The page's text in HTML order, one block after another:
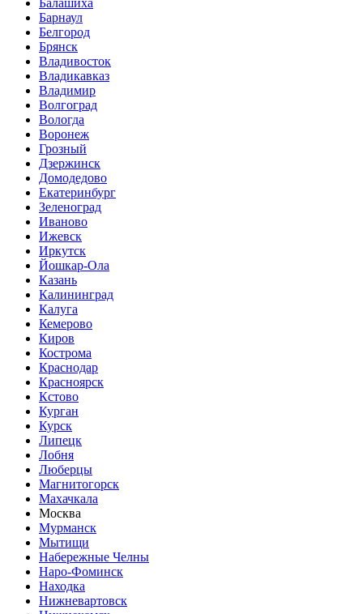
Барнаул
Белгород
Брянск
Владивосток
Владикавказ
Владимир
Волгоград
Вологда
Воронеж
Грозный
Дзержинск
Домодедово
Екатеринбург
Зеленоград
Иваново
Ижевск
Иркутск
Йошкар-Ола
Казань
Калининград
Калуга
Кемерово
Киров
Кострома
Краснодар
Красноярск
Кстово
Курган
Курск
Липецк
Лобня
Люберцы
Магнитогорск
Махачкала
Москва
Мурманск
Мытищи
Набережные Челны
Наро-Фоминск
Находка
Нижневартовск